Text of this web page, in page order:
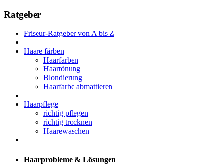
Ratgeber
Friseur-Ratgeber von A bis Z
Haare färben
Haarfarben
Haartönung
Blondierung
Haarfarbe abmattieren
Haarpflege
richtig pflegen
richtig trocknen
Haarewaschen
Haarprobleme & Lösungen